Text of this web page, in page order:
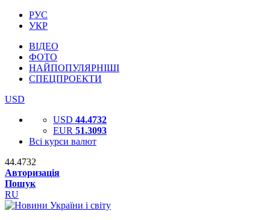
РУС
УКР
ВІДЕО
ФОТО
НАЙПОПУЛЯРНІШІ
СПЕЦПРОЕКТИ
USD
USD 44.4732
EUR 51.3093
Всі курси валют
44.4732
Авторизація
Пошук
RU